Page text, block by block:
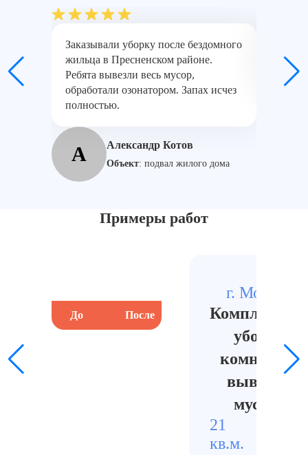
Заказывали уборку после бездомного
жильца в Пресненском районе.
Ребята вывезли весь мусор,
обработали озонатором. Запах исчез
полностью.
А Александр Котов
Объект: подвал жилого дома
день,
Примеры работ
До После
г. Москва
уборка
комнаты с
вывозом
мусора
21
кв.м.